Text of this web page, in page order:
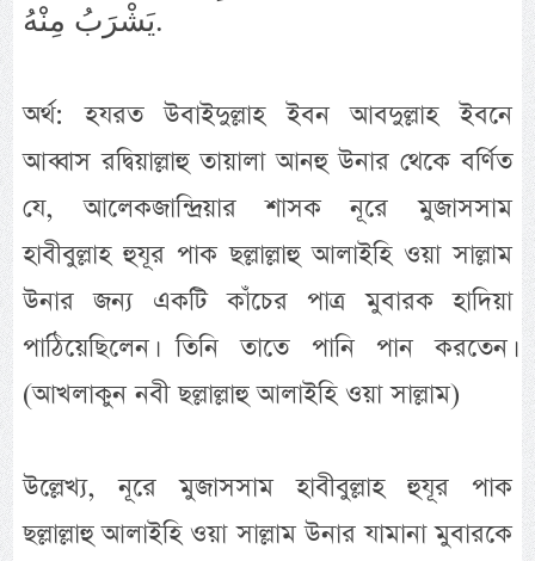
يَشْرَبُ مِنْهُ.
অর্থ: হযরত উবাইদুল্লাহ ইবন আবদুল্লাহ ইবনে
আব্বাস রদ্বিয়াল্লাহু তায়ালা আনহু উনার থেকে বর্ণিত
যে, আলেকজান্দ্রিয়ার শাসক নূরে মুজাসসাম
হাবীবুল্লাহ হুযূর পাক ছল্লাল্লাহু আলাইহি ওয়া সাল্লাম
উনার জন্য একটি কাঁচের পাত্র মুবারক হাদিয়া
পাঠিয়েছিলেন। তিনি তাতে পানি পান করতেন।
(আখলাকুন নবী ছল্লাল্লাহু আলাইহি ওয়া সাল্লাম)
উল্লেখ্য, নূরে মুজাসসাম হাবীবুল্লাহ হুযূর পাক
ছল্লাল্লাহু আলাইহি ওয়া সাল্লাম উনার যামানা মুবারকে